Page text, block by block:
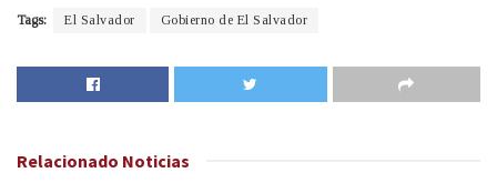
Tags: El Salvador Gobierno de El Salvador
Relacionado Noticias